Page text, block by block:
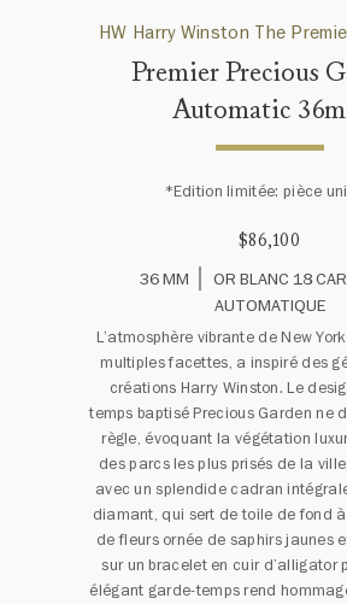
HW Harry Winston The
Premier Precious
Automatic
*Edition limitée: pièce
$86,100
36 MM
OR BLANC 18
AUTOMATIQUE
L’atmosphère vibrante de New
multiples facettes, a inspiré des
créations Harry Winston. Le
temps baptisé Precious Garden ne
règle, évoquant la végétation
des parcs les plus prisés de la
avec un splendide cadran
diamant, qui sert de toile de fond
de fleurs ornée de saphirs jaunes
sur un bracelet en cuir d’alligator
élégant garde-temps rend